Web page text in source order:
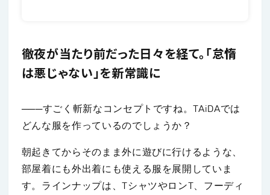
徹夜が当たり前だった日々を経て。「怠惰
は悪じゃない」を新常識に
───すごく斬新なコンセプトですね。TAiDAでは
どんな服を作っているのでしょうか？
朝起きてからそのまま外に遊びに行けるような、
部屋着にも外出着にも使える服を展開していま
す。ラインナップは、TシャツやロンT、フーディ